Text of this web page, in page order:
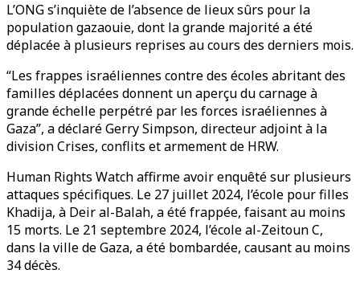
L’ONG s’inquiète de l’absence de lieux sûrs pour la
population gazaouie, dont la grande majorité a été
déplacée à plusieurs reprises au cours des derniers mois.
“Les frappes israéliennes contre des écoles abritant des
familles déplacées donnent un aperçu du carnage à
grande échelle perpétré par les forces israéliennes à
Gaza”, a déclaré Gerry Simpson, directeur adjoint à la
division Crises, conflits et armement de HRW.
Human Rights Watch affirme avoir enquêté sur plusieurs
attaques spécifiques. Le 27 juillet 2024, l’école pour filles
Khadija, à Deir al-Balah, a été frappée, faisant au moins
15 morts. Le 21 septembre 2024, l’école al-Zeitoun C,
dans la ville de Gaza, a été bombardée, causant au moins
34 décès.